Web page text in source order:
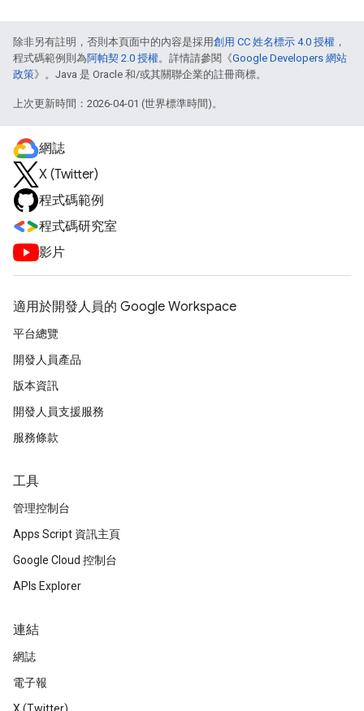
除非另有註明，否則本頁面中的內容是採用創用 CC 姓名標示 4.0 授權 ，
程式碼範例則為阿帕契 2.0 授權。詳情請參閱《Google Developers 網站
政策》。Java 是 Oracle 和/或其關聯企業的註冊商標。
上次更新時間：2026-04-01 (世界標準時間)。
網誌
X (Twitter)
程式碼範例
程式碼研究室
影片
適用於開發人員的 Google Workspace
平台總覽
開發人員產品
版本資訊
開發人員支援服務
服務條款
工具
管理控制台
Apps Script 資訊主頁
Google Cloud 控制台
APIs Explorer
連結
網誌
電子報